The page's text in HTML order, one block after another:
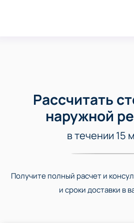
Рассчитать
наружной
в течении 15
Получите полный расчет и
и сроки доставки в